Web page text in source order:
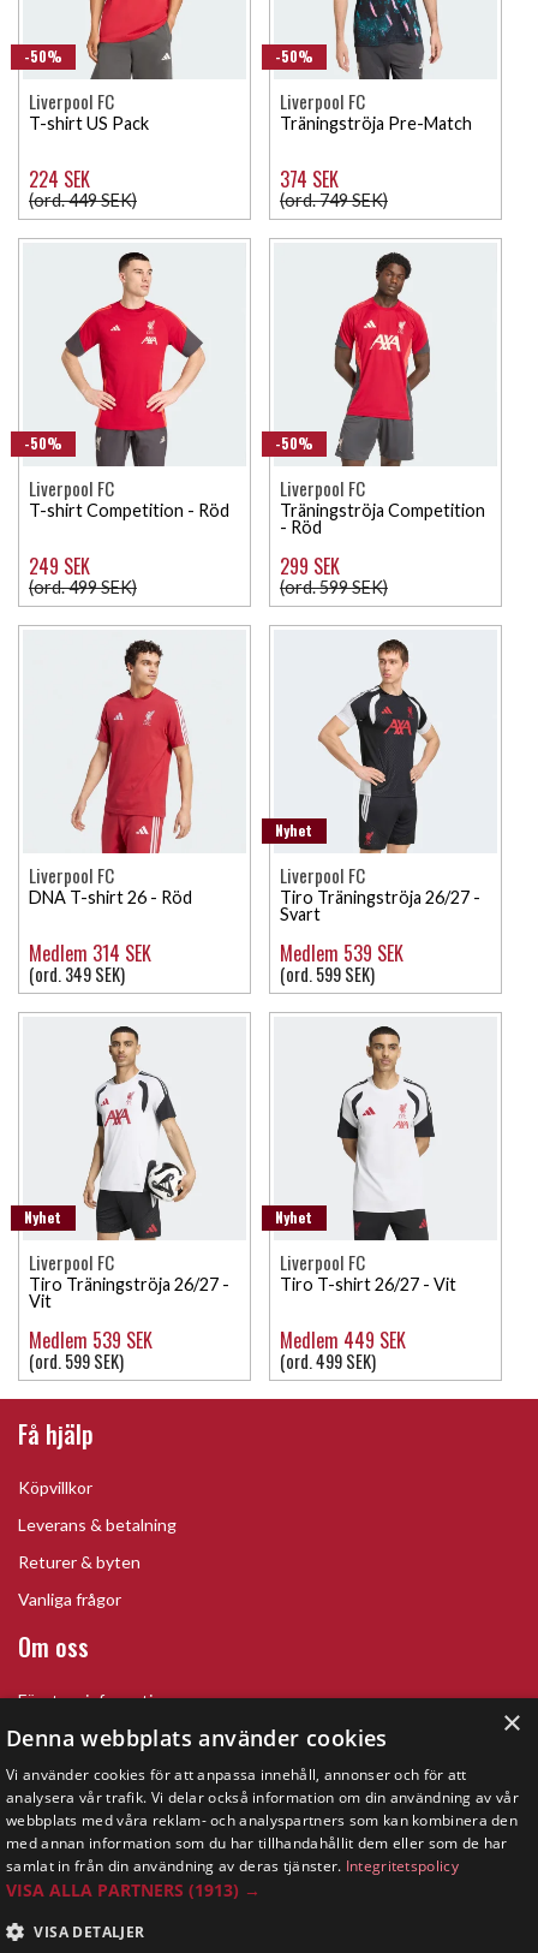
-50%
Liverpool FC
T-shirt US Pack
224 SEK
(ord. 449 SEK)
-50%
Liverpool FC
Träningströja Pre-Match
374 SEK
(ord. 749 SEK)
-50%
Liverpool FC
T-shirt Competition - Röd
249 SEK
(ord. 499 SEK)
-50%
Liverpool FC
Träningströja Competition
- Röd
299 SEK
(ord. 599 SEK)
Liverpool FC
DNA T-shirt 26 - Röd
Medlem 314 SEK
(ord. 349 SEK)
Nyhet
Liverpool FC
Tiro Träningströja 26/27 -
Svart
Medlem 539 SEK
(ord. 599 SEK)
Nyhet
Liverpool FC
Tiro Träningströja 26/27 -
Vit
Medlem 539 SEK
(ord. 599 SEK)
Nyhet
Liverpool FC
Tiro T-shirt 26/27 - Vit
Medlem 449 SEK
(ord. 499 SEK)
Få hjälp
Köpvillkor
Leverans & betalning
Returer & byten
Vanliga frågor
Om oss
Företagsinformation
×
Denna webbplats använder cookies
Vi använder cookies för att anpassa innehåll, annonser och för att
analysera vår trafik. Vi delar också information om din användning av vår
webbplats med våra reklam- och analyspartners som kan kombinera den
med annan information som du har tillhandahållit dem eller som de har
samlat in från din användning av deras tjänster. Integritetspolicy
VISA ALLA PARTNERS (1913) →
VISA DETALJER